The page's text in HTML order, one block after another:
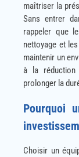
maîtriser la
Sans entrer
rappeler que
nettoyage et
maintenir un
à la réduction
prolonger la
Pourquoi
Choisir un